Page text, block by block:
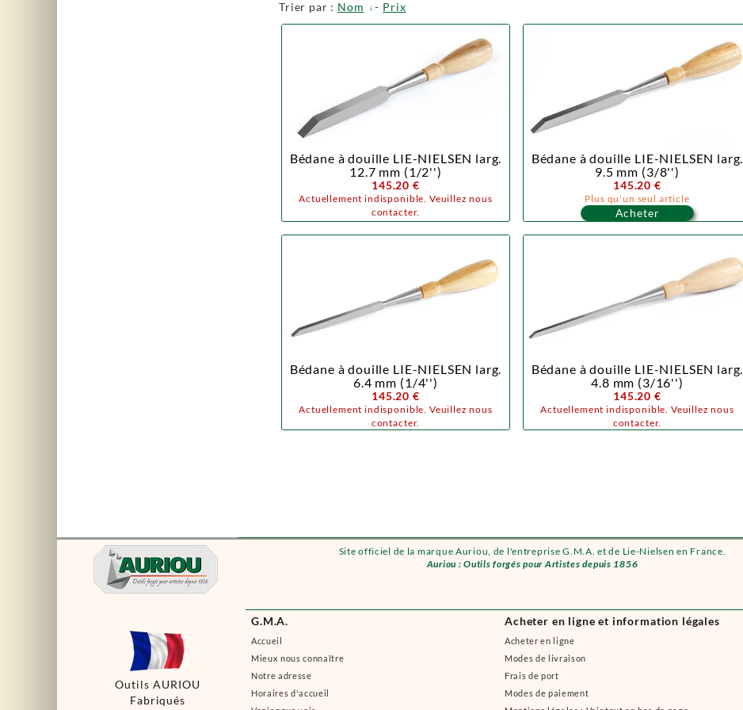
Site officiel de la marque Auriou, de l'entreprise G.M.A. et de Lie-Nielsen en France.
Auriou : Outils forgés pour Artistes depuis 1856
G.M.A.
Accueil
Mieux nous connaître
Notre adresse
Horaires d'accueil
Acheter en ligne et information légales
Acheter en ligne
Modes de livraison
Frais de port
Modes de paiement
Outils AURIOU
Fabriqués
Trier par : Nom - Prix
Bédane à douille LIE-NIELSEN larg.
12.7 mm (1/2'')
145.20 €
Actuellement indisponible. Veuillez nous
contacter.
Bédane à douille LIE-NIELSEN larg.
9.5 mm (3/8'')
145.20 €
Plus qu'un seul article
Acheter
Bédane à douille LIE-NIELSEN larg.
6.4 mm (1/4'')
145.20 €
Actuellement indisponible. Veuillez nous
contacter.
Bédane à douille LIE-NIELSEN larg.
4.8 mm (3/16'')
145.20 €
Actuellement indisponible. Veuillez nous
contacter.